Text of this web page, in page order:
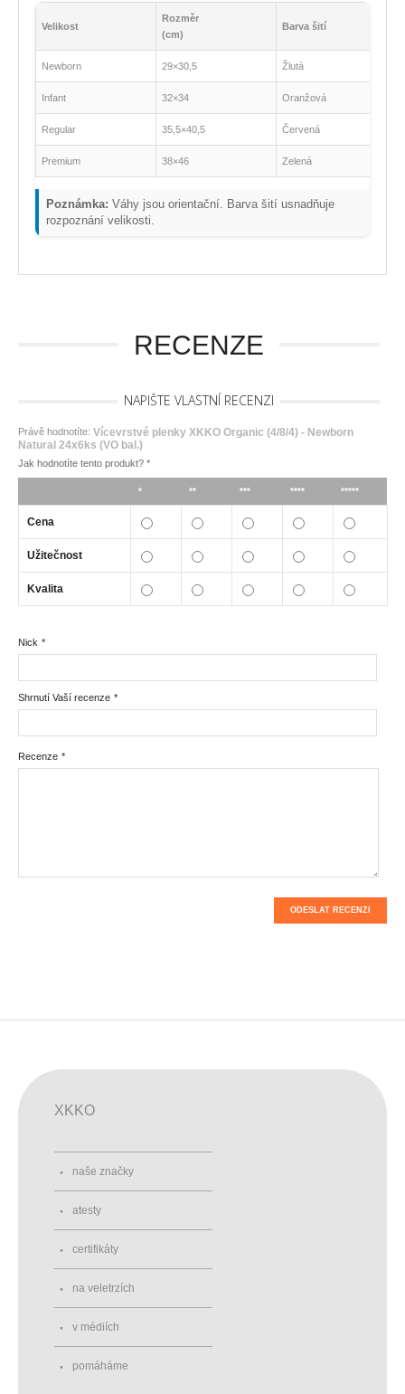
Velikost
Rozměr
(cm)
Barva šití
Newborn 29×30,5 Žlutá
Infant 32×34 Oranžová
Regular 35,5×40,5 Červená
Premium 38×46 Zelená
Poznámka: Váhy jsou orientační. Barva šití usnadňuje
rozpoznání velikosti.
RECENZE
NAPIŠTE VLASTNÍ RECENZI
Právě hodnotíte: Vícevrstvé plenky XKKO Organic (4/8/4) - Newborn
Natural 24x6ks (VO bal.)
Jak hodnotíte tento produkt? *
* ** *** **** *****
Cena
Užitečnost
Kvalita
*
Nick
*
Shrnutí Vaší recenze
*
Recenze
ODESLAT RECENZI
XKKO
naše značky
atesty
certifikáty
na veletrzích
v médiích
pomáháme